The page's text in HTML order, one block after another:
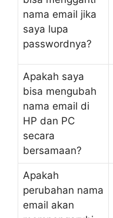
nama email jika
saya lupa
passwordnya?
Apakah saya
bisa mengubah
nama email di
HP dan PC
secara
bersamaan?
Apakah
perubahan nama
email akan